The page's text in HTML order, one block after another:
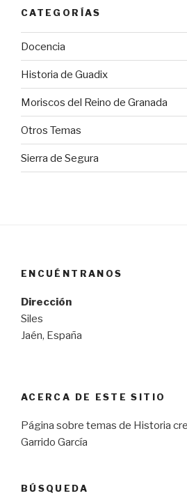
CATEGORÍAS
Docencia
Historia de Guadix
Moriscos del Reino de Granada
Otros Temas
Sierra de Segura
ENCUÉNTRANOS
Dirección
Siles
Jaén, España
ACERCA DE ESTE SITIO
Página sobre temas de Historia
Garrido García
BÚSQUEDA